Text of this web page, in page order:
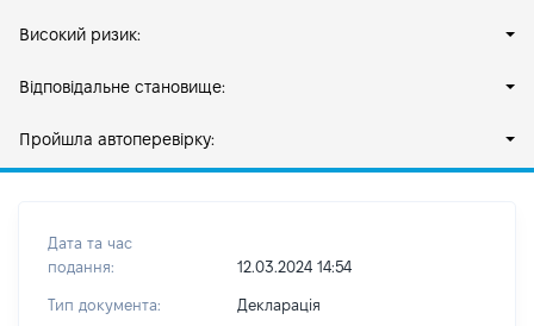
Високий ризик:
Відповідальне становище:
Пройшла автоперевірку:
Дата та час
подання:
12.03.2024 14:54
Тип документа: Декларація